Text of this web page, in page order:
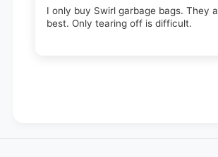
I only buy Swirl garbage bags. They
best. Only tearing off is difficult.